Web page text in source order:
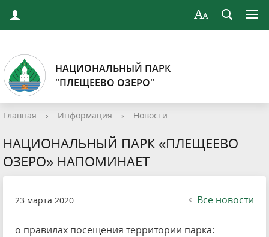
НАЦИОНАЛЬНЫЙ ПАРК
"ПЛЕЩЕЕВО ОЗЕРО"
Главная › Информация › Новости
НАЦИОНАЛЬНЫЙ ПАРК «ПЛЕЩЕЕВО
ОЗЕРО» НАПОМИНАЕТ
23 марта 2020 Все новости
о правилах посещения территории парка: